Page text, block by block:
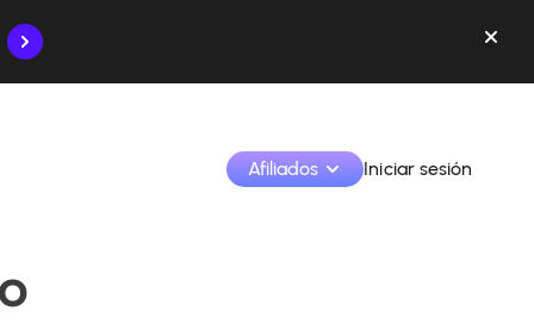
Afiliados Iniciar sesión